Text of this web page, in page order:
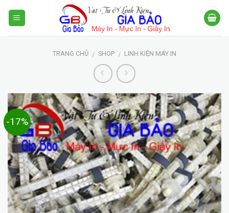
TRANG CHỦ / SHOP / LINH KIỆN MÁY IN
-17%